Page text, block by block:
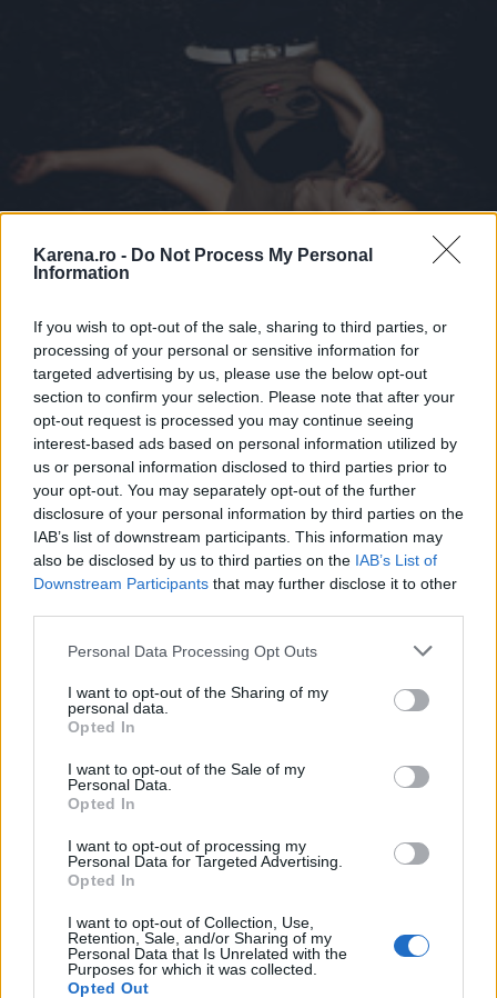
Karena.ro - Do Not Process My Personal
Information
If you wish to opt-out of the sale, sharing to third parties, or
processing of your personal or sensitive information for
targeted advertising by us, please use the below opt-out
section to confirm your selection. Please note that after your
opt-out request is processed you may continue seeing
interest-based ads based on personal information utilized by
us or personal information disclosed to third parties prior to
your opt-out. You may separately opt-out of the further
disclosure of your personal information by third parties on the
IAB’s list of downstream participants. This information may
also be disclosed by us to third parties on the IAB’s List of
Downstream Participants that may further disclose it to other
Please note that this website/app uses one or more Google
not limited to your visit or usage behaviour. You may click to
grant or deny consent to Google and its third-party tags to
use your data for below specified purposes in below Google
consent section.
Personal Data Processing Opt Outs
I want to opt-out of the Sharing of my
personal data.
Opted In
I want to opt-out of the Sale of my
Personal Data.
Opted In
I want to opt-out of processing my
Personal Data for Targeted Advertising.
Opted In
I want to opt-out of Collection, Use,
Retention, Sale, and/or Sharing of my
Personal Data that Is Unrelated with the
Purposes for which it was collected.
Opted Out
Celulita nu este o conditie medicala serioasa si nu
necesita tratament. De fapt, multi medici considera
celulita o conditie normala. Totusi, daca esti
ingrijorata de aspectul pielii, poti apela la un
consult dermatologic.
TRATAMENT
Scaderea in greutate - prin dieta sanatoasa si
exercitiu fizic - este probabil cel mai benefic
tratament pentru celulita. Pierderea unor
kilograme si intarirea musculaturii picioarelor,
coapselor si feselor poate imbunatatii aspectul
alte interventii sunt totusi limitate. Desi celulita va
fi mai putin observabila, nu va disparea definitiv.